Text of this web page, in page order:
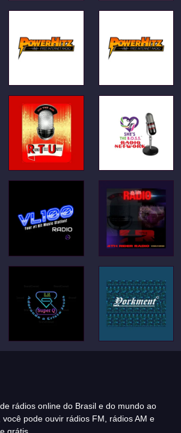
rádios online do Brasil e do mundo ao
pode ouvir rádios FM, rádios AM e